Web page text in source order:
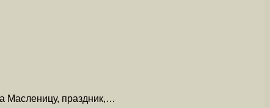
Масленицу, праздник,…